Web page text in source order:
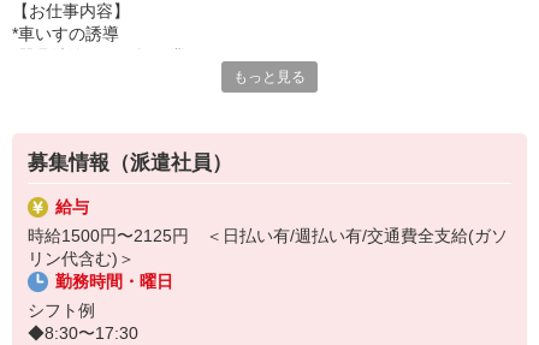
【お仕事内容】
*車いすの誘導
■Point1
医療行為は一切ナシ！補助メインなので初心者さんも始めやすいお
仕事です★
■Point2
シフトはご希望を考慮します！土日休み、週3日勤務などご相談くだ
さい♪
もっと見る
募集情報（派遣社員）
給与
時給1500円〜2125円 ＜日払い有/週払い有/交通費全支給(ガソ
リン代含む)＞
勤務時間・曜日
シフト例
◆8:30〜17:30